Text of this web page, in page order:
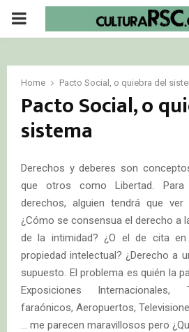
PRIMARY
Home Pacto Social, o quiebra del
Pacto Social, o
sistema
Derechos y deberes son
que otros como Libertad.
derechos, alguien tendrá que ver
¿Cómo se consensua el derecho a
de la intimidad? ¿O el de cita
propiedad intelectual? ¿Derecho a
supuesto. El problema es quién la
Exposiciones
faraónicos, Aeropuertos,
… me parecen maravillosos pero